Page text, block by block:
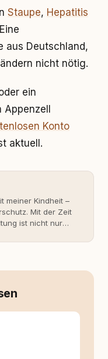
Staupe, Hepatitis
aus Deutschland,
nicht nötig.
ein
Konto
aktuell.
meiner Kindheit –
Mit der Zeit
ist nicht nur
kam mit meinem
wo Verständnis
Aus dieser
Österreich